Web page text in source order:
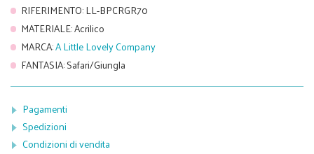
RIFERIMENTO:LL-BPCRGR70
MATERIALE:Acrilico
MARCA:A Little Lovely Company
FANTASIA:Safari/Giungla
Pagamenti
Spedizioni
Condizioni di vendita